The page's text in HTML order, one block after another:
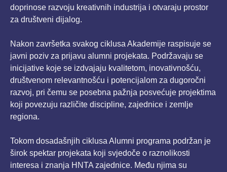
doprinose razvoju kreativnih industrija i otvaraju prostor
za društveni dijalog.
Nakon završetka svakog ciklusa Akademije raspisuje se
javni poziv za prijavu alumni projekata. Podržavaju se
inicijative koje se izdvajaju kvalitetom, inovativnošću,
društvenom relevantnošću i potencijalom za dugoročni
razvoj, pri čemu se posebna pažnja posvećuje projektima
koji povezuju različite discipline, zajednice i zemlje
regiona.
Tokom dosadašnjih ciklusa Alumni programa podržan je
širok spektar projekata koji svjedoče o raznolikosti
interesa i znanja HNTA zajednice. Među njima su